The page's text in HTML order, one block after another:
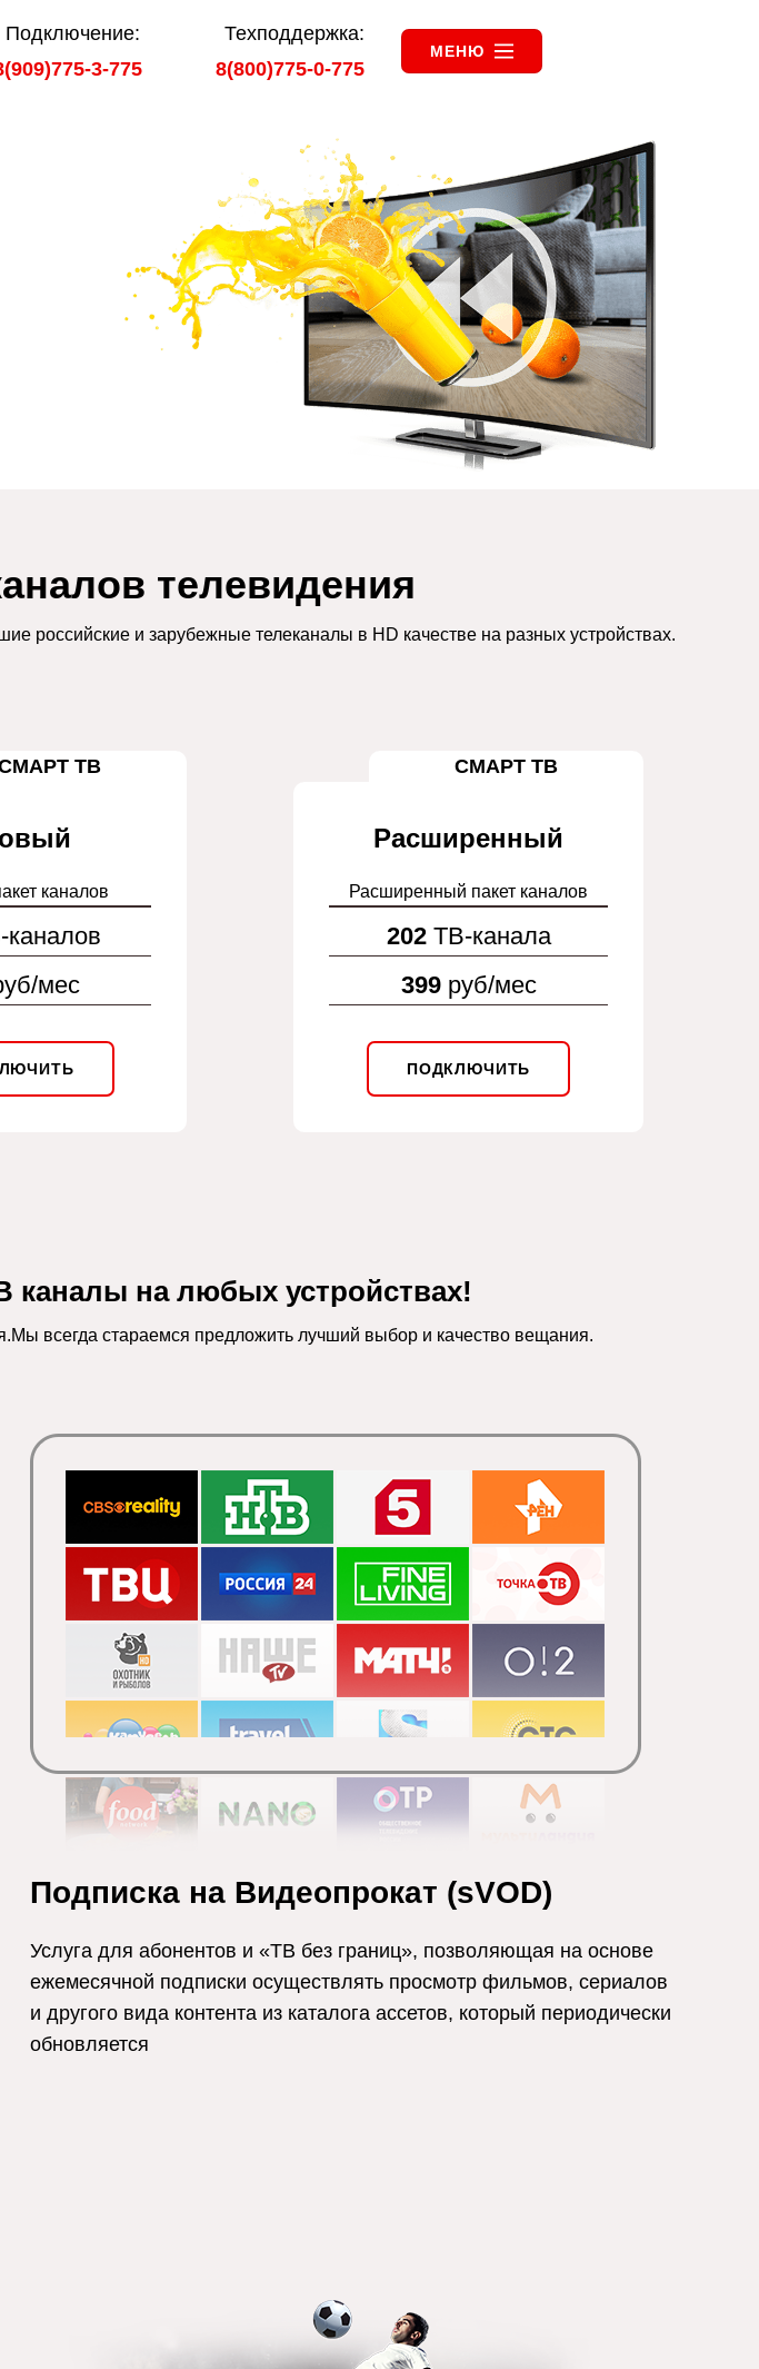
Подключение:
3-775
Техподдержка:
8(800)775-0-775
МЕНЮ
телевидения
российские и зарубежные телеканалы в HD качестве на разных устройствах.
ТВ
каналов
мес
СМАРТ ТВ
Расширенный
Расширенный пакет каналов
202ТВ-канала
399 руб/мес
ПОДКЛЮЧИТЬ
на любых устройствах!
всегда стараемся предложить лучший выбор и качество вещания.
Подписка на Видеопрокат (sVOD)
Услуга для абонентов и «ТВ без границ», позволяющая на основе
ежемесячной подписки осуществлять просмотр фильмов, сериалов
и другого вида контента из каталога ассетов, который периодически
обновляется